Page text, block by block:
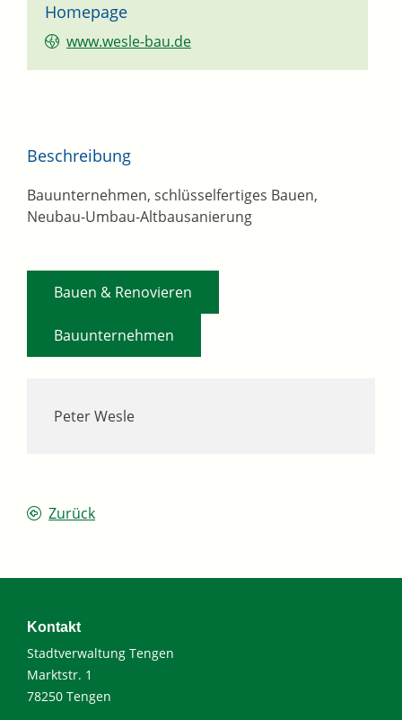
Homepage
www.wesle-bau.de
Peter Wesle
Beschreibung
Bauunternehmen, schlüsselfertiges Bauen,
Neubau-Umbau-Altbausanierung
Bauen & Renovieren
Bauunternehmen
Zurück
Kontakt
Stadtverwaltung Tengen
Marktstr. 1
78250 Tengen